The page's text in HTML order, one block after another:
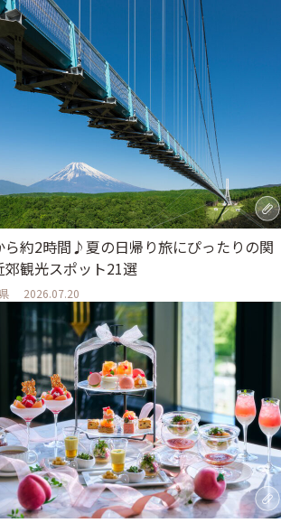
ら約2時間♪夏の日帰り旅にぴったりの関
郊観光スポット21選
2026.07.20